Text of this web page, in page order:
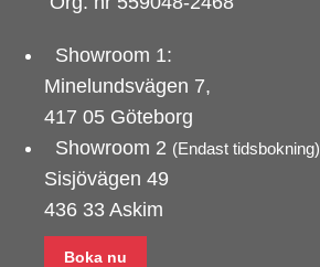
Showroom 1:
Minelundsvägen 7,
417 05 Göteborg
Showroom 2 (Endast tidsbokning)
Sisjövägen 49
436 33 Askim
Boka nu